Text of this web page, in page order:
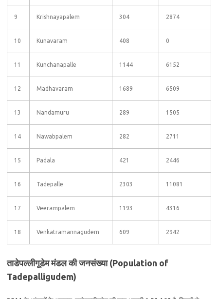
9 Krishnayapalem 304 2874
10 Kunavaram 408 0
11 Kunchanapalle 1144 6152
12 Madhavaram 1689 6509
13 Nandamuru 289 1505
14 Nawabpalem 282 2711
15 Padala 421 2446
16 Tadepalle 2303 11081
17 Veerampalem 1193 4316
18 Venkatramannagudem 609 2942
ताडेपल्लीगूडेम मंडल की जनसंख्या (Population of
Tadepalligudem)